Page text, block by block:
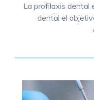
La profilaxis dental
dental el